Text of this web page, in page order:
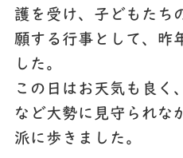
護を受け、子どもたち
願する行事として、昨
した。
この日はお天気も良く
など大勢に見守られな
派に歩きました。